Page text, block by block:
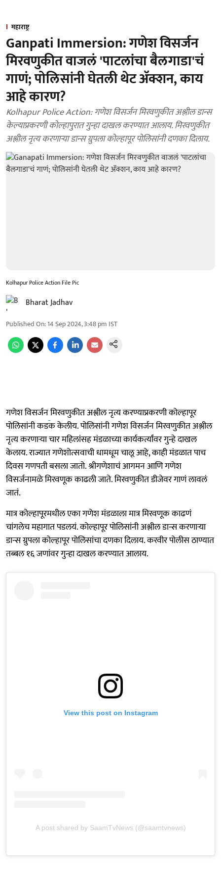
महाराष्ट्र
Ganpati Immersion: गणेश विसर्जन
मिरवणुकीत वाजलं 'पाटलांचा बैलगाडा'चं
गाणं; पोलिसांनी घेतली थेट अ‍ॅक्शन, काय
आहे कारण?
Kolhapur Police Action: गणेश विसर्जन मिरवणुकीत अश्लील डान्स
केल्याप्रकरणी कोल्हापुरात गुन्हा दाखल करण्यात आलाय. मिरवणुकीत
अश्लील नृत्य करणाऱ्या डान्स ग्रुपला कोल्हापूर पोलिसांनी दणका दिलाय.
Kolhapur Police Action File Pic
Bharat Jadhav
Published On:14 Sep 2024, 3:48 pm IST
गणेश विसर्जनमिरवणुकीत अश्लील नृत्य करण्याप्रकरणी कोल्हापूर
पोलिसांनी कडक केलीय. पोलिसांनी गणेश विसर्जन मिरवणुकीत अश्लील
नृत्य करणाऱ्या चार महिलांसह मंडळाच्या कार्यकर्त्यांवर गुन्हे दाखल
केलाय. राज्यात गणेशोत्सवाची धामधूम चालू आहे, काही मंडळात पाच
दिवस गणपती बसला जातो. श्रीगणेशाचं आगमन आणि गणेश
विसर्जनामळे मिरवणूक काढली जाते. मिरवणुकीत डीजेवर गाणं लावलं
जातं.
मात्र कोल्हापूरमधील एका गणेश मंडळाला मात्र मिरवणूक काढणं
चांगलेच महागात पडलयं. कोल्हापूर पोलिसांनी अश्लील डान्स करणाऱ्या
डान्स ग्रुपला कोल्हापूर पोलिसांचा दणका दिलाय. करवीर पोलीस ठाण्यात
तब्बल १६ जणांवर गुन्हा दाखल करण्यात आलाय.
View this post on Instagram
A post shared by SaamTvNews (@saamtvnews)